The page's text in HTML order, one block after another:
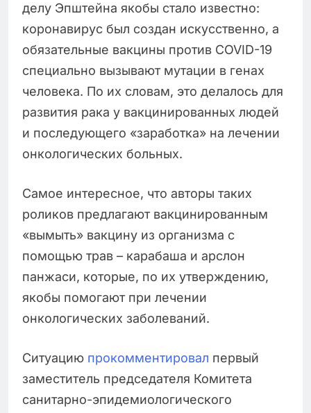
делу Эпштейна якобы стало известно:
коронавирус был создан искусственно, а
обязательные вакцины против COVID-19
специально вызывают мутации в генах
человека. По их словам, это делалось для
развития рака у вакцинированных людей
и последующего «заработка» на лечении
онкологических больных.
Самое интересное, что авторы таких
роликов предлагают вакцинированным
«вымыть» вакцину из организма с
помощью трав – карабаша и арслон
панжаси, которые, по их утверждению,
якобы помогают при лечении
онкологических заболеваний.
Ситуацию прокомментировал первый
заместитель председателя Комитета
санитарно-эпидемиологического